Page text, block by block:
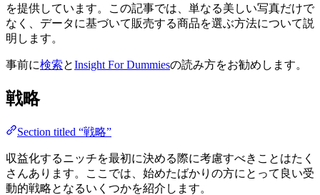
を提供しています。この記事では、単なる美しい写真だけで
なく、データに基づいて販売する商品を選ぶ方法について説
明します。
事前に検索とInsight For Dummiesの読み方をお勧めします。
戦略
Section titled “戦略”
収益化するニッチを最初に決める際に考慮すべきことはたく
さんあります。ここでは、始めたばかりの方にとって良い受
動的戦略となるいくつかを紹介します。